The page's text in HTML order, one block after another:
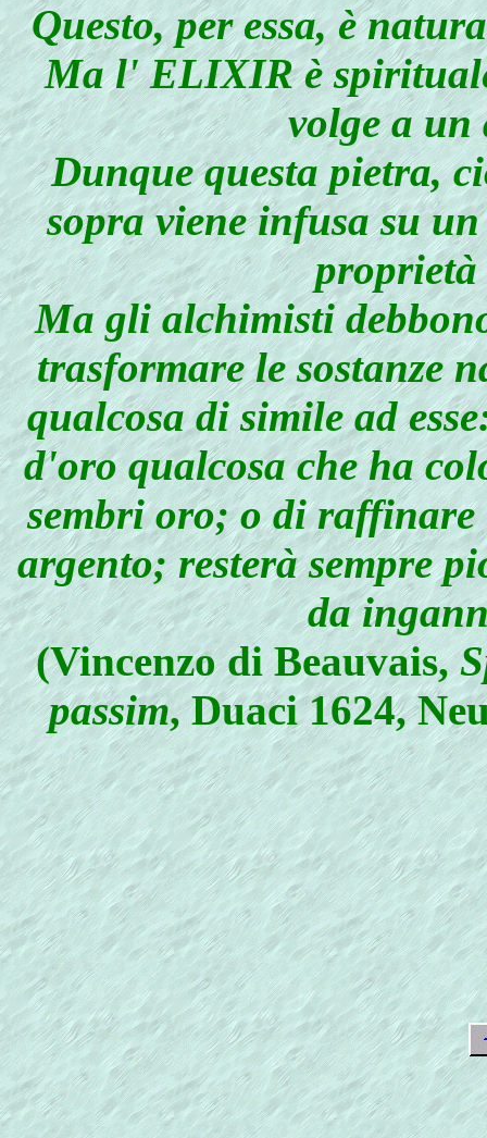
Questo, per essa, è
Ma l' ELIXIR è
volge a
Dunque questa pietra,
sopra viene infusa su
Ma gli alchimisti
trasformare le sostanze
qualcosa di simile ad
d'oro qualcosa che ha
sembri oro; o di
argento; resterà sempre
da
(Vincenzo di Beauvais,
passim, Duaci 1624,